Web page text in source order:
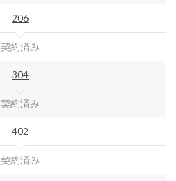
206
契約済み
304
契約済み
402
契約済み